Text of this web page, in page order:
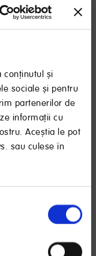
conținutul și
sociale și pentru
partenerilor de
informații cu
Aceștia le pot
sau culese în
prin cereale
in dieta
de legume
pentru
pentru sugari,
această